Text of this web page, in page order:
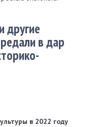
другие
в дар
в 2022 году